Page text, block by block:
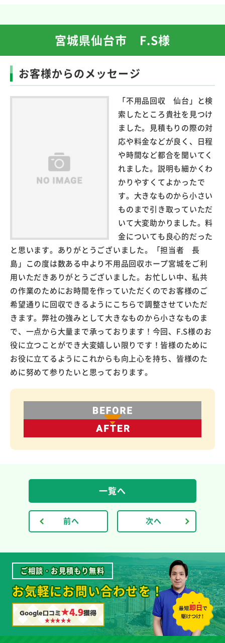
宮城県仙台市 F.S様
お客様からのメッセージ
「不用品回収 仙台」と検
索したところ貴社を見つけ
ました。見積もりの際の対
応や料金などが良く、日程
や時間など都合を聞いてく
れました。説明も細かくわ
かりやすくてよかったで
す。大きなものから小さい
ものまで引き取っていただ
いて大変助かりました。料
金についても良心的だった
と思います。ありがとうございました。「担当者 長
島」この度は数ある中より不用品回収ホープ宮城をご利
用いただきありがとうございました。お忙しい中、私共
の作業のためにお時間を作っていただくのでお客様のご
希望通りに回収できるようにこちらで調整させていただ
きます。弊社の強みとして大きなものから小さなものま
で、一点から大量まで承っております！今回、F.S様のお
役に立つことができ大変嬉しい限りです！皆様のために
お役に立てるようにこれからも向上心を持ち、皆様のた
めに努めて参りたいと思っております。
前へ
一覧へ
次へ
ご相談・お見積もり無料
お気軽にお問い合わせを！
Google口コミ★4.9獲得